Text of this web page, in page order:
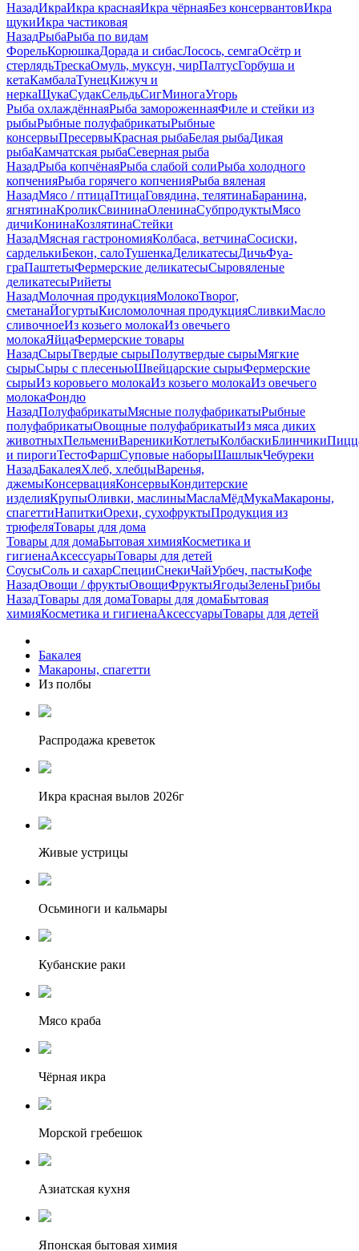
НазадИкраИкра краснаяИкра чёрнаяБез консервантовИкра
щукиИкра частиковая
НазадРыбаРыба по видам
ФорельКорюшкаДорада и сибасЛосось, семгаОсётр и
стерлядьТрескаОмуль, муксун, чирПалтусГорбуша и
кетаКамбалаТунецКижуч и
неркаЩукаСудакСельдьСигМиногаУгорь
Рыба охлаждённаяРыба замороженнаяФиле и стейки из
рыбыРыбные полуфабрикатыРыбные
консервыПресервыКрасная рыбаБелая рыбаДикая
рыбаКамчатская рыбаСеверная рыба
НазадРыба копчёнаяРыба слабой солиРыба холодного
копченияРыба горячего копченияРыба вяленая
НазадМясо / птицаПтицаГовядина, телятинаБаранина,
ягнятинаКроликСвининаОленинаСубпродуктыМясо
дичиКонинаКозлятинаСтейки
НазадМясная гастрономияКолбаса, ветчинаСосиски,
сарделькиБекон, салоТушенкаДеликатесыДичьФуа-
граПаштетыФермерские деликатесыСыровяленые
деликатесыРийеты
НазадМолочная продукцияМолокоТворог,
сметанаЙогуртыКисломолочная продукцияСливкиМасло
сливочноеИз козьего молокаИз овечьего
молокаЯйцаФермерские товары
НазадСырыТвердые сырыПолутвердые сырыМягкие
сырыСыры c плесеньюШвейцарские сырыФермерские
сырыИз коровьего молокаИз козьего молокаИз овечьего
молокаФондю
НазадПолуфабрикатыМясные полуфабрикатыРыбные
полуфабрикатыОвощные полуфабрикатыИз мяса диких
животныхПельмениВареникиКотлетыКолбаскиБлинчики
и пирогиТестоФаршСуповые наборыШашлыкЧебуреки
НазадБакалеяХлеб, хлебцыВаренья,
джемыКонсервацияКонсервыКондитерские
изделияКрупыОливки, маслиныМаслаМёдМукаМакароны,
спагеттиНапиткиОрехи, сухофруктыПродукция из
трюфеляТовары для дома
Товары для домаБытовая химияКосметика и
гигиенаАксессуарыТовары для детей
СоусыСоль и сахарСпецииСнекиЧайУрбеч, пастыКофе
НазадОвощи / фруктыОвощиФруктыЯгодыЗеленьГрибы
НазадТовары для домаТовары для домаБытовая
химияКосметика и гигиенаАксессуарыТовары для детей
Бакалея
Макароны, спагетти
Из полбы
Распродажа креветок
Икра красная вылов 2026г
Живые устрицы
Осьминоги и кальмары
Кубанские раки
Мясо краба
Чёрная икра
Морской гребешок
Азиатская кухня
Японская бытовая химия